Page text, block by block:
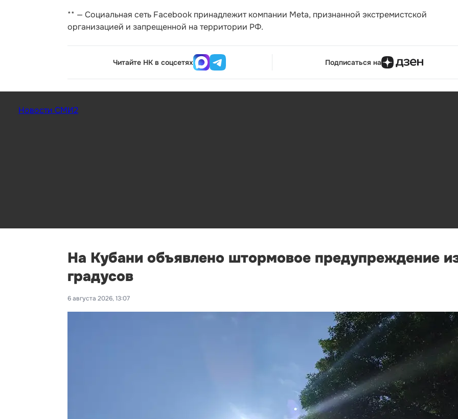
** — Социальная сеть Facebook принадлежит компании Meta, признанной экстремистской
организацией и запрещенной на территории РФ.
Читайте НК в соцсетях Подписаться на
Новости СМИ2
На Кубани объявлено штормовое предупреждение
градусов
6 августа 2026, 13:07